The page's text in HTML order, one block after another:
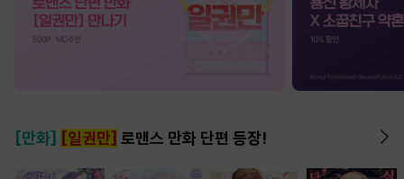
[만화] [일권만] 로맨스 만화 단편 등장!